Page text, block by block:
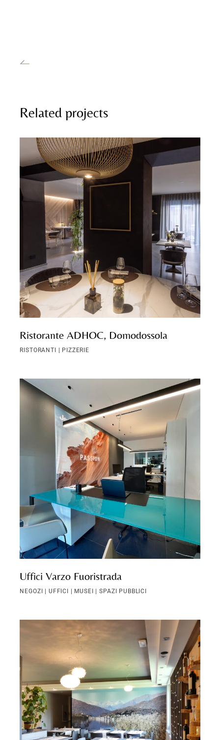
Related projects
Ristorante ADHOC, Domodossola
RISTORANTI | PIZZERIE
Uffici Varzo Fuoristrada
NEGOZI | UFFICI | MUSEI | SPAZI PUBBLICI